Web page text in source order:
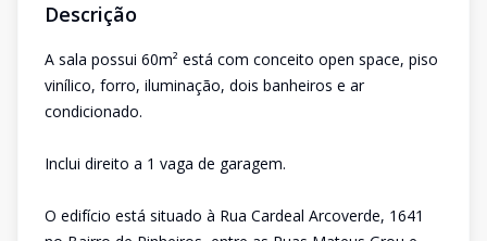
Descrição
A sala possui 60m² está com conceito open space, piso
vinílico, forro, iluminação, dois banheiros e ar
condicionado.
Inclui direito a 1 vaga de garagem.
O edifício está situado à Rua Cardeal Arcoverde, 1641